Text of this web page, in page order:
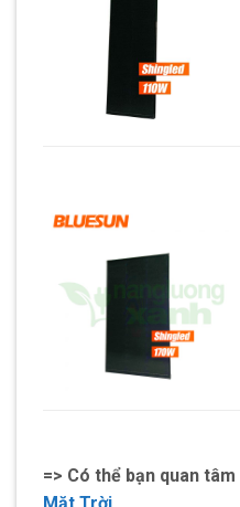
=> Có thể bạn quan tâm
Mặt Trời